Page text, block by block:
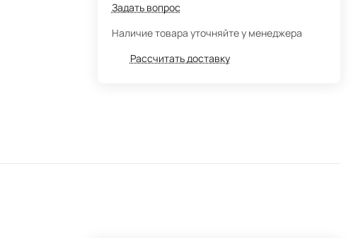
Задать вопрос
Наличие товара уточняйте у менеджера
Рассчитать доставку